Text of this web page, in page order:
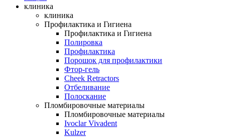
клиника
клиника
Профилактика и Гигиена
Профилактика и Гигиена
Полировка
Профилактика
Порошок для профилактики
Фтор-гель
Cheek Retractors
Отбеливание
Полоскание
Пломбировочные материалы
Пломбировочные материалы
Ivoclar Vivadent
Kulzer